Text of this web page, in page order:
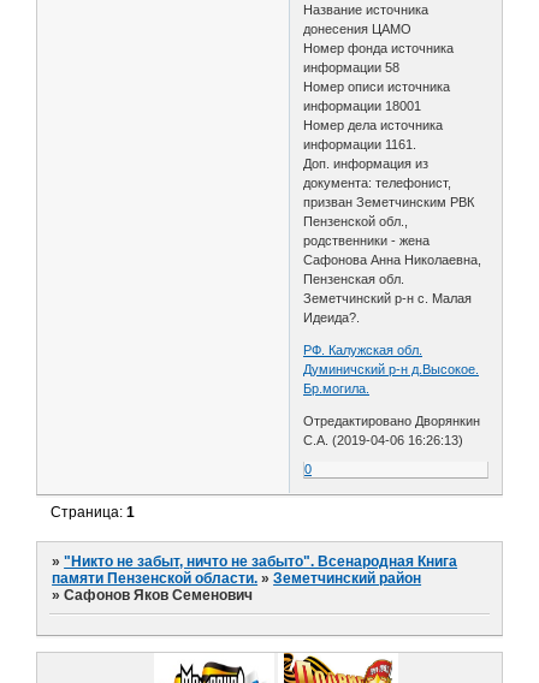
Название источника
донесения ЦАМО
Номер фонда источника
информации 58
Номер описи источника
информации 18001
Номер дела источника
информации 1161.
Доп. информация из
документа: телефонист,
призван Земетчинским РВК
Пензенской обл.,
родственники - жена
Сафонова Анна Николаевна,
Пензенская обл.
Земетчинский р-н с. Малая
Идеида?.
РФ. Калужская обл.
Думиничский р-н д.Высокое.
Бр.могила.
Отредактировано Дворянкин
С.А. (2019-04-06 16:26:13)
0
Страница:1
»"Никто не забыт, ничто не забыто". Всенародная Книга
памяти Пензенской области. »Земетчинский район
»Сафонов Яков Семенович